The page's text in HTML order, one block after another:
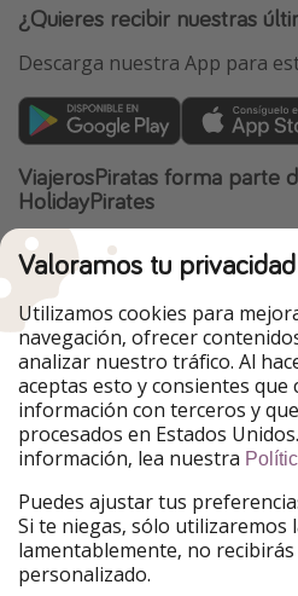
¿Quieres recibir nuestras
Descarga nuestra App para
ViajerosPiratas forma parte
HolidayPirates
Nuestros mercados
PiratinViaggio
VakantiePiraten
VoyagesPirates
Urlaubspiraten
TravelPirates
Nuestro grupo
HolidayPirates Group
Conócenos mejor
Sobre ViajerosPiratas
Valoramos tu privacidad
Utilizamos cookies para
navegación, ofrecer
analizar nuestro tráfico. Al
aceptas esto y consientes que
información con terceros y
procesados en Estados
información, lea nuestra
Puedes ajustar tus
Si te niegas, sólo utilizaremos
lamentablemente, no
personalizado.